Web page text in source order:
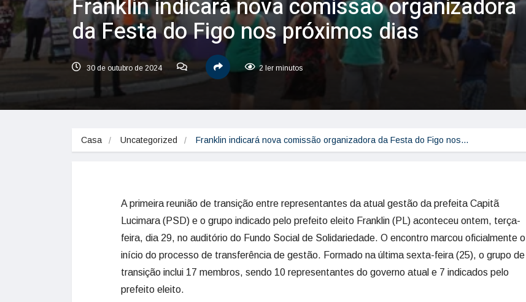
Franklin indicará nova comissão organizadora
da Festa do Figo nos próximos dias
30 de outubro de 2024 2 ler minutos
Casa Uncategorized Franklin indicará nova comissão organizadora da Festa do Figo nos…
A primeira reunião de transição entre representantes da atual gestão da prefeita Capitã
Lucimara (PSD) e o grupo indicado pelo prefeito eleito Franklin (PL) aconteceu ontem, terça-
feira, dia 29, no auditório do Fundo Social de Solidariedade. O encontro marcou oficialmente o
início do processo de transferência de gestão. Formado na última sexta-feira (25), o grupo de
transição inclui 17 membros, sendo 10 representantes do governo atual e 7 indicados pelo
prefeito eleito.